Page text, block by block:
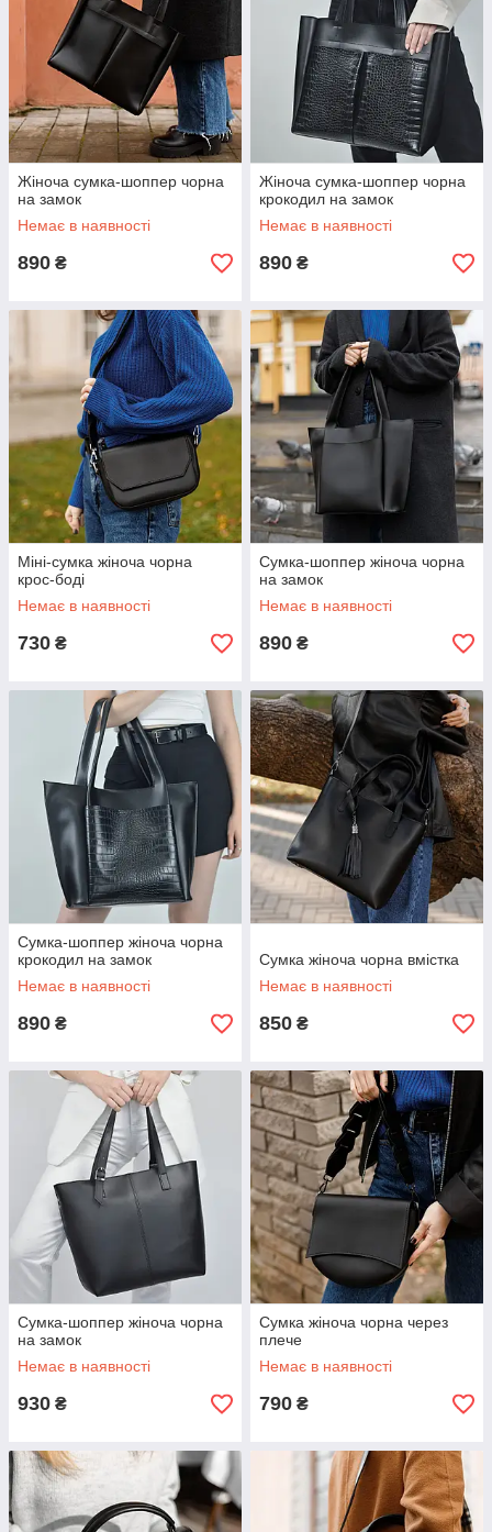
Жіноча сумка-шоппер чорна
на замок
Немає в наявності
890 ₴
Жіноча сумка-шоппер чорна
крокодил на замок
Немає в наявності
890 ₴
Міні-сумка жіноча чорна
крос-боді
Немає в наявності
730 ₴
Cумка-шоппер жіноча чорна
на замок
Немає в наявності
890 ₴
Cумка-шоппер жіноча чорна
крокодил на замок
Немає в наявності
890 ₴
Cумка жіноча чорна вмістка
Немає в наявності
850 ₴
Cумка-шоппер жіноча чорна
на замок
Немає в наявності
930 ₴
Сумка жіноча чорна через
плече
Немає в наявності
790 ₴